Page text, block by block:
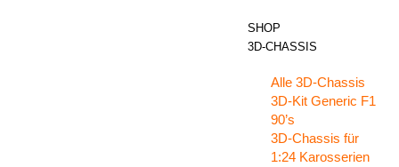
SHOP
3D-CHASSIS
Alle 3D-Chassis
3D-Kit Generic F1
90’s
3D-Chassis für
1:24 Karosserien